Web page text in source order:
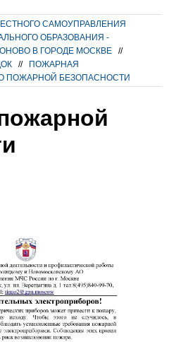
САМОУПРАВЛЕНИЯ
ОБРАЗОВАНИЯ -
В ГОРОДЕ МОСКВЕ
//
//
ПОЖАРНАЯ
ПОЖАРНОЙ БЕЗОПАСНОСТИ